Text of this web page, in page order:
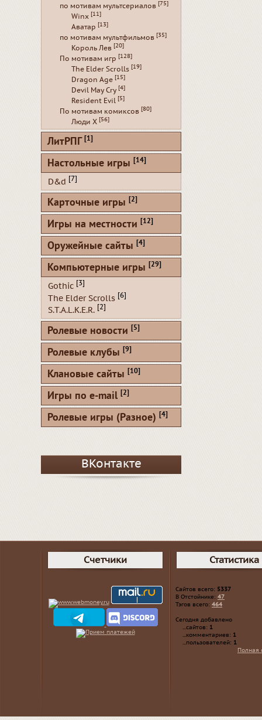
по мотивам мультсериалов [75]
Winx [11]
Аватар [13]
по мотивам мультфильмов [35]
Король Лев [20]
По мотивам игр [128]
The Elder Scrolls [19]
Dragon Age [15]
Devil May Cry [4]
Resident Evil [5]
По мотивам комиксов [80]
Люди Х [56]
ЛитРПГ [1]
Настольные игры [14]
D&d [7]
Карточные игры [2]
Игры на местности [12]
Оружейные сайты [4]
Компьютерные игры [29]
Gothic [3]
The Elder Scrolls [6]
S.T.A.L.K.E.R. [2]
Ролевые новости [5]
Ролевые клубы [9]
Клановые сайты [10]
Игры по e-mail [2]
Ролевые игры (Разное) [4]
ВКонтакте
Счетчики Статистика
Сайтов всего: 5337
В Отстойнике: 47
Тэгов всего: 464
Сегодня добавлено
...сайтов: 1
...комментариев: 1
...пользователей: 1
Полная